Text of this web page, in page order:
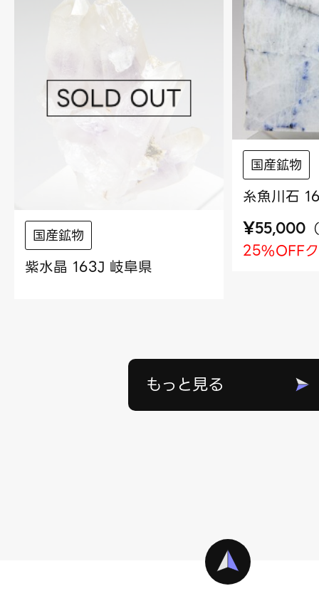
国産鉱物
紫水晶 163J 岐阜県
国産鉱物
糸魚川石
¥55,000 （
25%OFF
もっと見る